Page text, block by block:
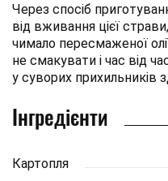
Через спосіб
від вживання цієї
чимало пересмаженої
не смакувати і час від
у суворих прихильників
Інгредієнти
Картопля